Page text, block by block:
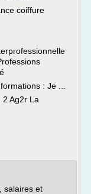
coiffure
: Je ...
Ag2r La
salaires et